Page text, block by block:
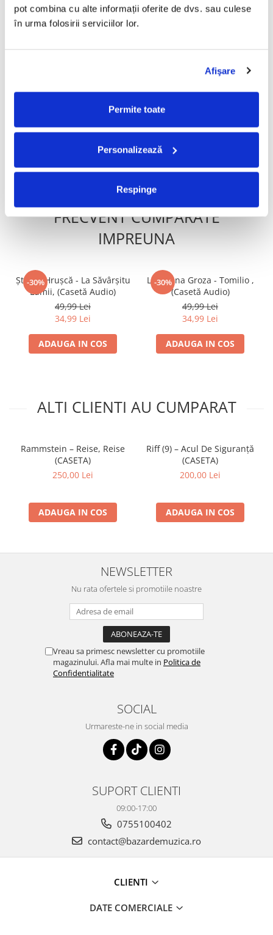
pot combina cu alte informații oferite de dvs. sau culese
în urma folosirii serviciilor lor.
Afişare
Permite toate
Personalizează
Respinge
Rammstein – Reise, Reise
ADAUGA IN COS
-30%
Holograf - Pur Și Simplu ,
35,00 Lei
ADAUGA IN COS
FRECVENT CUMPARATE
IMPREUNA
-30%
Ștefan Hrușcă - La Săvârșitu
Lumii, (Casetă Audio)
49,99 Lei
34,99 Lei
ADAUGA IN COS
-30%
Loredana Groza - Tomilio ,
(Casetă Audio)
49,99 Lei
34,99 Lei
ADAUGA IN COS
ALTI CLIENTI AU CUMPARAT
Rammstein – Reise, Reise
(CASETA)
250,00 Lei
ADAUGA IN COS
Riff (9) – Acul De Siguranță
(CASETA)
200,00 Lei
ADAUGA IN COS
NEWSLETTER
Nu rata ofertele si promotiile noastre
Vreau sa primesc newsletter cu promotiile
magazinului. Afla mai multe in Politica de
Confidentialitate
SOCIAL
Urmareste-ne in social media
SUPORT CLIENTI
09:00-17:00
0755100402
contact@bazardemuzica.ro
CLIENTI
DATE COMERCIALE